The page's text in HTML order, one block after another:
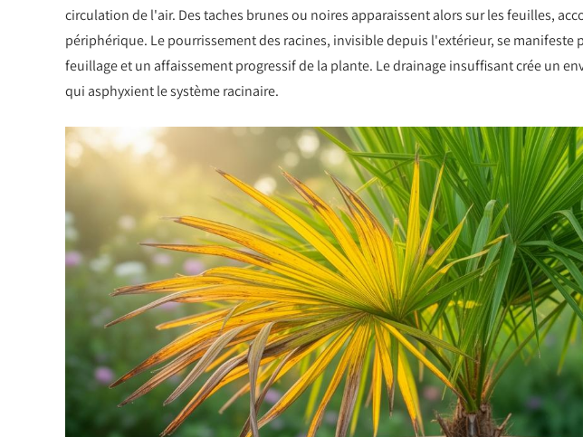
circulation de l'air. Des taches brunes ou noires apparaissent alors sur les feuilles,
périphérique. Le pourrissement des racines, invisible depuis l'extérieur, se manifeste
feuillage et un affaissement progressif de la plante. Le drainage insuffisant crée un
qui asphyxient le système racinaire.